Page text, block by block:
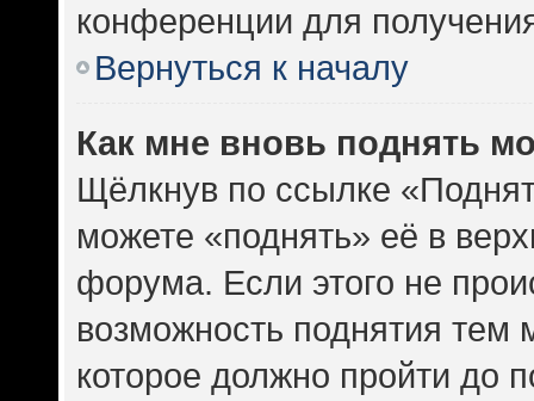
конференции для
Вернуться к началу
Как мне вновь поднять
Щёлкнув по ссылке
можете «поднять» её в
форума. Если этого не
возможность поднятия тем
которое должно пройти до